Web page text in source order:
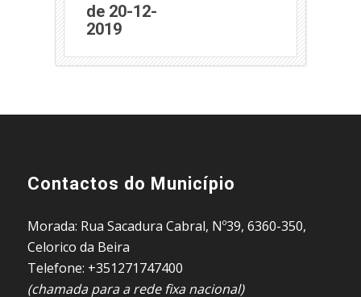
de 20-12-
2019(abre em nova janela)
Contactos do Município
Morada: Rua Sacadura Cabral, Nº39, 6360-350,
Celorico da Beira
Telefone: +351271747400
(chamada para a rede fixa nacional)